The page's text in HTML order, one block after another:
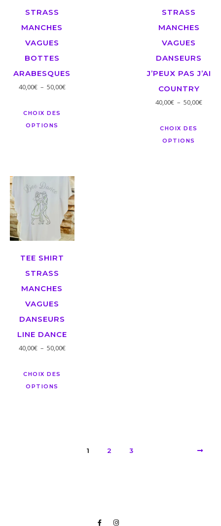
STRASS
MANCHES
VAGUES
BOTTES
ARABESQUES
40,00€ – 50,00€
CHOIX DES
OPTIONS
STRASS
MANCHES
VAGUES
DANSEURS
J’PEUX PAS J’AI
COUNTRY
40,00€ – 50,00€
CHOIX DES
OPTIONS
TEE SHIRT
STRASS
MANCHES
VAGUES
DANSEURS
LINE DANCE
40,00€ – 50,00€
CHOIX DES
OPTIONS
1 2 3